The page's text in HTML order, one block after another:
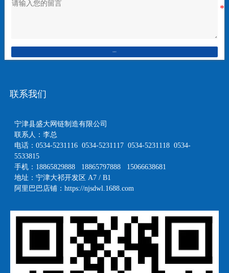
联系我们
宁津县盛大网链制造有限公司
联系人：李总
电话：0534-5231116 0534-5231117 0534-5231118 0534-
5533815
手机：18865829888 18865797888 15066638681
地址：宁津大祁开发区 A7 / B1
阿里巴巴店铺：https://njsdwl.1688.com